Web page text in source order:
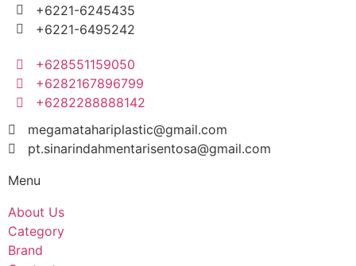
+6221-6245435
+6221-6495242
+628551159050
+6282167896799
+6282288888142
megamatahariplastic@gmail.com
pt.sinarindahmentarisentosa@gmail.com
Menu
About Us
Category
Brand